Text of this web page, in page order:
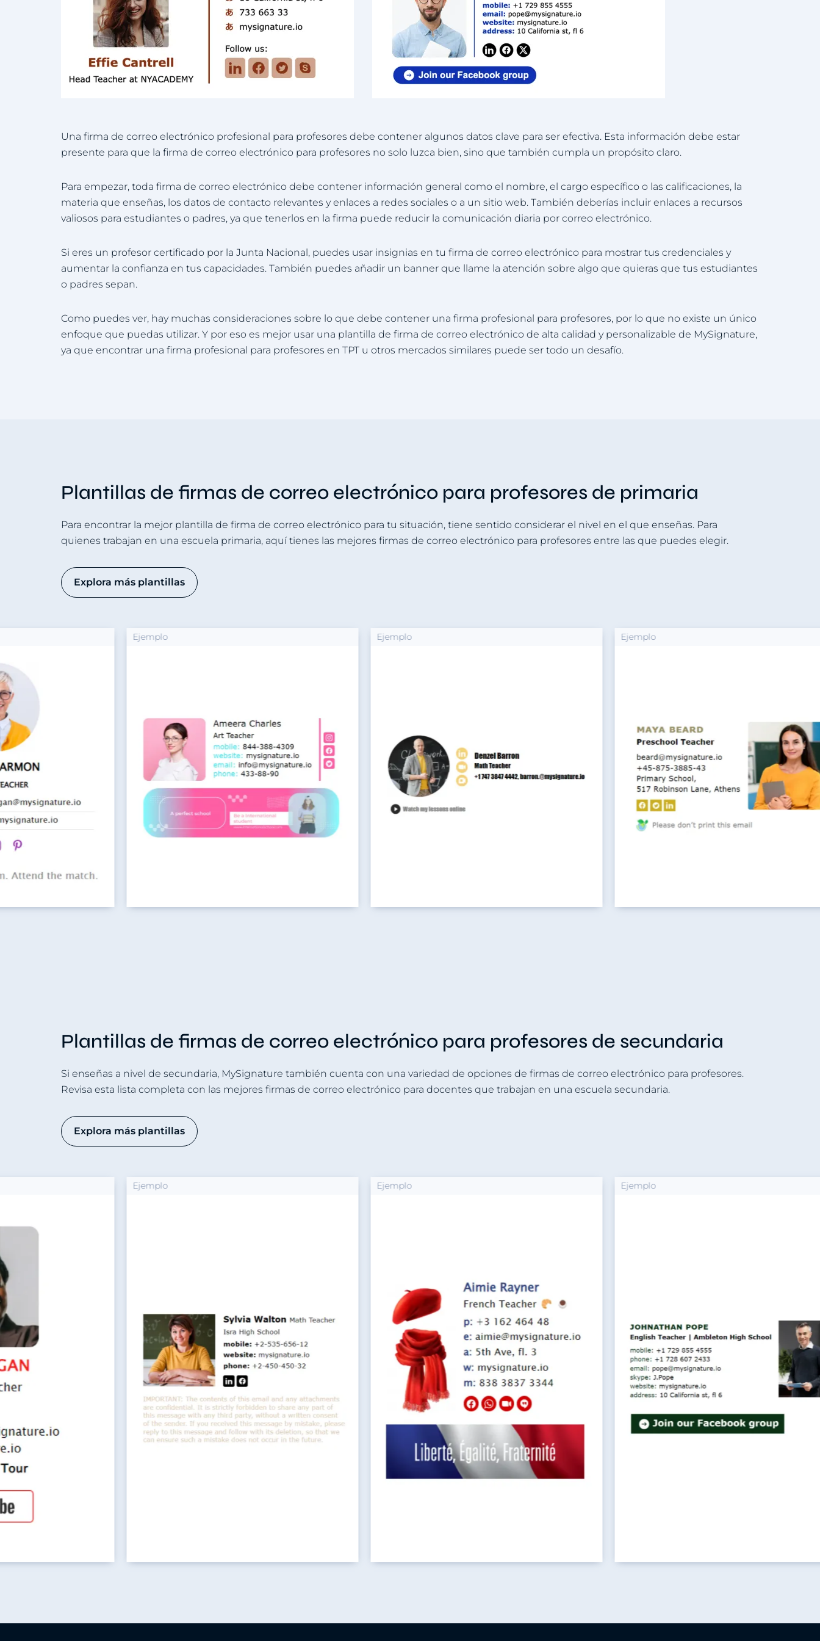
Una firma de correo electrónico profesional para profesores debe contener algunos datos clave para ser efectiva. Esta información debe estar
presente para que la firma de correo electrónico para profesores no solo luzca bien, sino que también cumpla un propósito claro.
Para empezar, toda firma de correo electrónico debe contener información general como el nombre, el cargo específico o las calificaciones, la
materia que enseñas, los datos de contacto relevantes y enlaces a redes sociales o a un sitio web. También deberías incluir enlaces a recursos
valiosos para estudiantes o padres, ya que tenerlos en la firma puede reducir la comunicación diaria por correo electrónico.
Si eres un profesor certificado por la Junta Nacional, puedes usar insignias en tu firma de correo electrónico para mostrar tus credenciales y
aumentar la confianza en tus capacidades. También puedes añadir un banner que llame la atención sobre algo que quieras que tus estudiantes
o padres sepan.
Como puedes ver, hay muchas consideraciones sobre lo que debe contener una firma profesional para profesores, por lo que no existe un único
enfoque que puedas utilizar. Y por eso es mejor usar una plantilla de firma de correo electrónico de alta calidad y personalizable de MySignature,
ya que encontrar una firma profesional para profesores en TPT u otros mercados similares puede ser todo un desafío.
Plantillas de firmas de correo electrónico para profesores de primaria
Para encontrar la mejor plantilla de firma de correo electrónico para tu situación, tiene sentido considerar el nivel en el que enseñas. Para
quienes trabajan en una escuela primaria, aquí tienes las mejores firmas de correo electrónico para profesores entre las que puedes elegir.
Explora más plantillas
Ejemplo Ejemplo Ejemplo
Plantillas de firmas de correo electrónico para profesores de secundaria
Si enseñas a nivel de secundaria, MySignature también cuenta con una variedad de opciones de firmas de correo electrónico para profesores.
Revisa esta lista completa con las mejores firmas de correo electrónico para docentes que trabajan en una escuela secundaria.
Explora más plantillas
Ejemplo Ejemplo Ejemplo